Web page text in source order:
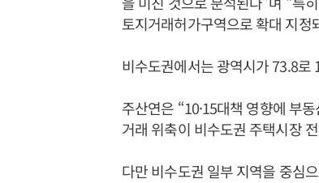
토지거래허가구역으로 확대 지
비수도권에서는 광역시가 73.8로
주산연은 “10·15대책 영향에 부
거래 위축이 비수도권 주택시장
다만 비수도권 일부 지역을 중심